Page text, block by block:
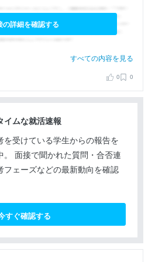
の詳細を確認する
すべての内容を見る
0 0
イムな就活速報
を受けている学生からの報告を
。 面接で聞かれた質問・合否連
フェーズなどの最新動向を確認
すぐ確認する